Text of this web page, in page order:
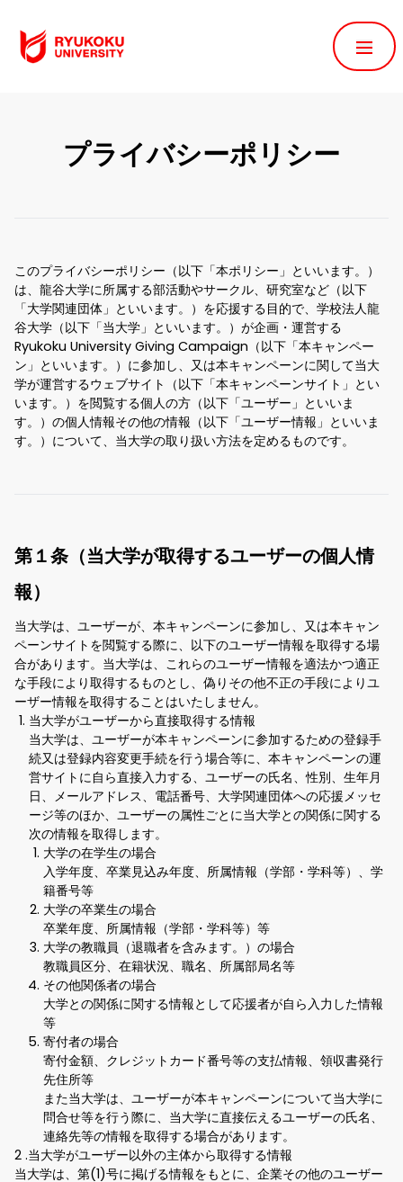
プライバシーポリシー
このプライバシーポリシー（以下「本ポリシー」といいます。）
は、龍谷大学に所属する部活動やサークル、研究室など（以下
「大学関連団体」といいます。）を応援する目的で、学校法人龍
谷大学（以下「当大学」といいます。）が企画・運営する
Ryukoku University Giving Campaign（以下「本キャンペー
ン」といいます。）に参加し、又は本キャンペーンに関して当大
学が運営するウェブサイト（以下「本キャンペーンサイト」とい
います。）を閲覧する個人の方（以下「ユーザー」といいま
す。）の個人情報その他の情報（以下「ユーザー情報」といいま
す。）について、当大学の取り扱い方法を定めるものです。
第１条（当大学が取得するユーザーの個人情
報）
当大学は、ユーザーが、本キャンペーンに参加し、又は本キャン
ペーンサイトを閲覧する際に、以下のユーザー情報を取得する場
合があります。当大学は、これらのユーザー情報を適法かつ適正
な手段により取得するものとし、偽りその他不正の手段によりユ
ーザー情報を取得することはいたしません。
当大学がユーザーから直接取得する情報
当大学は、ユーザーが本キャンペーンに参加するための登録手
続又は登録内容変更手続を行う場合等に、本キャンペーンの運
営サイトに自ら直接入力する、ユーザーの氏名、性別、生年月
日、メールアドレス、電話番号、大学関連団体への応援メッセ
ージ等のほか、ユーザーの属性ごとに当大学との関係に関する
次の情報を取得します。
大学の在学生の場合
入学年度、卒業見込み年度、所属情報（学部・学科等）、学
籍番号等
大学の卒業生の場合
卒業年度、所属情報（学部・学科等）等
大学の教職員（退職者を含みます。）の場合
教職員区分、在籍状況、職名、所属部局名等
その他関係者の場合
大学との関係に関する情報として応援者が自ら入力した情報
等
寄付者の場合
寄付金額、クレジットカード番号等の支払情報、領収書発行
先住所等
また当大学は、ユーザーが本キャンペーンについて当大学に
問合せ等を行う際に、当大学に直接伝えるユーザーの氏名、
連絡先等の情報を取得する場合があります。
2 .当大学がユーザー以外の主体から取得する情報
当大学は、第(1)号に掲げる情報をもとに、企業その他のユーザー